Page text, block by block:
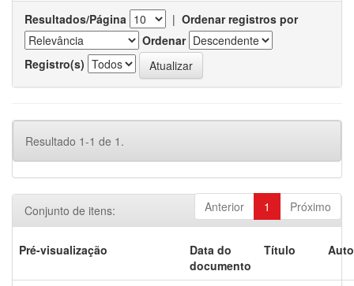
Resultados/Página | Ordenar registros por
Ordenar
Registro(s)
Resultado 1-1 de 1.
Anterior 1 Próximo
Conjunto de itens:
Pré-visualização
Data do
documento
Título